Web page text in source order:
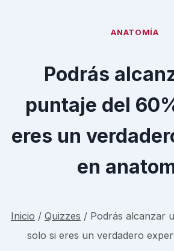
ANATOMÍA
Podrás
puntaje del
eres un
en
Inicio / Quizzes / Podrás alcanzar
solo si eres un verdadero